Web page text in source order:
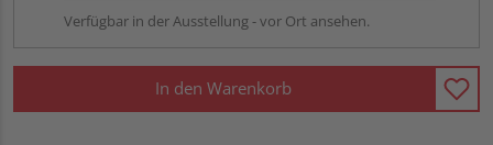
Verfügbar in der Ausstellung - vor Ort ansehen.
In den Warenkorb